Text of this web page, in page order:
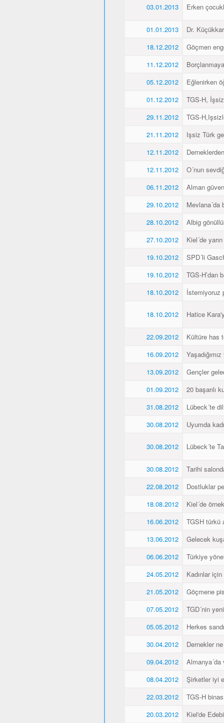
03.01.2013 Erken
01.01.2013
Dr.
18.12.2012
Göçmen
11.12.2012
05.12.2012
Eğlenirken
01.12.2012
TGS-H,
29.11.2012
TGS-
21.11.2012
Işsiz Türk
12.11.2012
12.11.2012
O´nun
06.11.2012
Alman
29.10.2012
Mevlana´da
28.10.2012
Albig
27.10.2012
Kiel´de
19.10.2012
SPD´li
19.10.2012
TGS-H’dan
18.10.2012
İstemiyoruz
18.10.2012 Hatice
22.09.2012
Kültüre has
16.09.2012
13.09.2012
Gençler
01.09.2012
20 başarılı
31.08.2012
Lübeck´te
30.08.2012
Uyumda
30.08.2012 Lübeck´te
30.08.2012
Tarihi
22.08.2012
Dostluklar
18.08.2012
Kiel´de
16.06.2012
TGSH türkü
13.06.2012
Gelecek
06.06.2012
Türkiye
24.05.2012
Kadınlar
21.05.2012
Göçmene
07.05.2012
TGD´nin
05.05.2012
Herkes
30.04.2012
Dernekler
09.04.2012
Almanya´da
08.04.2012
Şirketler iyi
22.03.2012
TGS-H
20.03.2012
Kiel'de